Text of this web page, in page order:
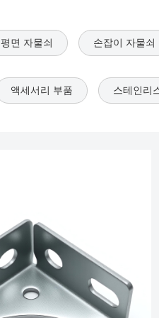
평면 자물쇠 손잡이 자물쇠
액세서리 부품 스테인리